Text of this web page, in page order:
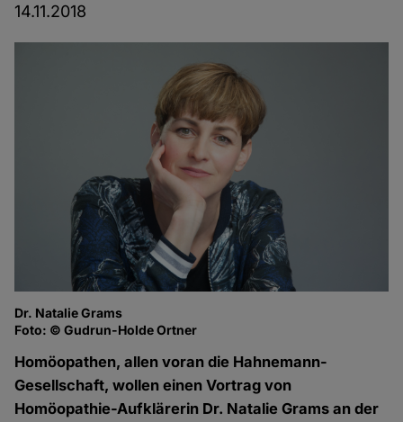
14.11.2018
Dr. Natalie Grams
Foto: © Gudrun-Holde Ortner
Homöopathen, allen voran die Hahnemann-
Gesellschaft, wollen einen Vortrag von
Homöopathie-Aufklärerin Dr. Natalie Grams an der